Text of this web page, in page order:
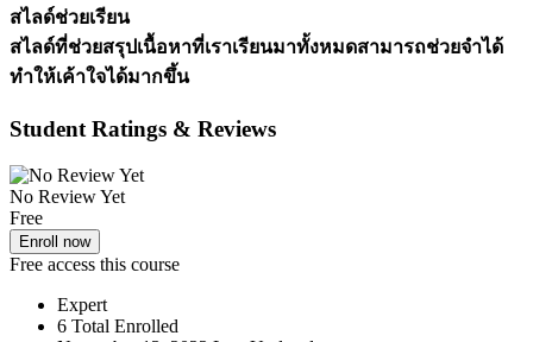
สไลด์ช่วยเรียน
สไลด์ที่ช่วยสรุปเนื้อหาที่เราเรียนมาทั้งหมดสามารถช่วยจำได้
ทำให้เค้าใจได้มากขึ้น
Student Ratings & Reviews
No Review Yet
Free
Enroll now
Free access this course
Expert
6 Total Enrolled